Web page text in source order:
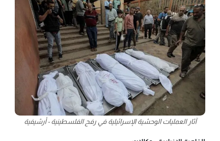
آثار العمليات الوحشية الإسرائيلية في رفح الفلسطينية - أرشيفية